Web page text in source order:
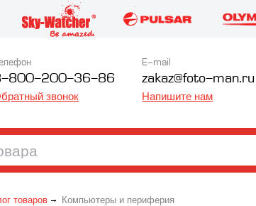
800-200-36-86
звонок
E-mail
zakaz@foto-man.ru
Напишите нам
товаров Компьютеры и периферия